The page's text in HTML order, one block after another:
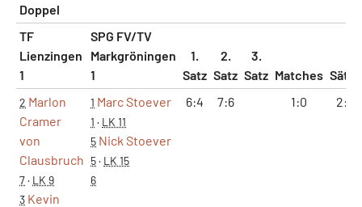
Doppel
TF
Lienzingen
1
SPG FV/TV
Markgröningen
1
1.
Satz
2.
Satz
3.
Satz Matches Sätze
2 Marlon
Cramer
von
Clausbruch
7· LK 9
3 Kevin
1 Marc Stoever
1 · LK 11
5 Nick Stoever
5· LK 15
6
6:4 7:6 1:0 2:0